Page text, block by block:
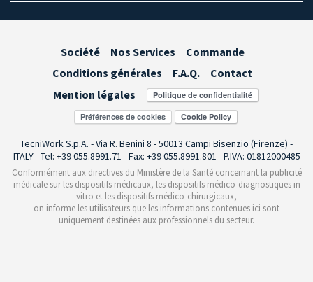
Société Nos Services
Commande
Conditions générales
F.A.Q.
Contact
Mention légales
Préférences de cookies
TecniWork S.p.A. - Via R. Benini 8 - 50013 Campi Bisenzio (Firenze) -
ITALY - Tel: +39 055.8991.71 - Fax: +39 055.8991.801 - P.IVA: 01812000485
Conformément aux directives du Ministère de la Santé concernant la publicité
médicale sur les dispositifs médicaux, les dispositifs médico-diagnostiques in
vitro et les dispositifs médico-chirurgicaux,
on informe les utilisateurs que les informations contenues ici sont
uniquement destinées aux professionnels du secteur.